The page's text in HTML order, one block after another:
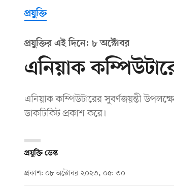
প্রযুক্তি
প্রযুক্তির এই দিনে: ৮ অক্টোবর
এনিয়াক
এনিয়াক কম্পিউটারের সুবর্ণজয়ন্তী
ডাকটিকিট প্রকাশ করে।
প্রযুক্তি ডেস্ক
প্রকাশ: ০৮ অক্টোবর ২০২৩, ০৫: ৩০